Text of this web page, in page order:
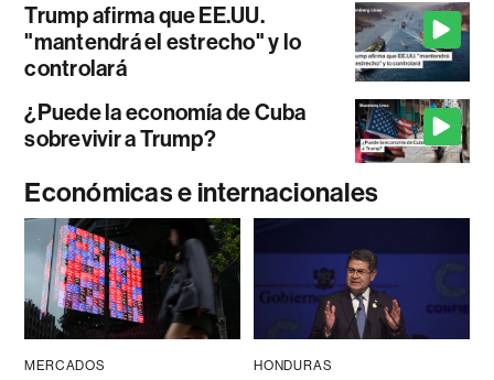
Trump afirma que EE.UU.
"mantendrá el estrecho" y lo
controlará
¿Puede la economía de Cuba
sobrevivir a Trump?
Económicas e internacionales
MERCADOS HONDURAS